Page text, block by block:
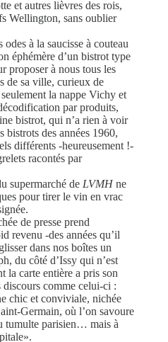
et autres lièvres des rois,
Wellington, sans oublier
à la saucisse à couteau
éphémère d’un bistrot type
proposer à nous tous les
de sa ville, curieux de
la nappe Vichy et
par produits,
bistrot, qui n’a rien à voir
bistrots des années 1960,
différents -heureusement !-
racontés par
supermarché de LVMH ne
pour tirer le vin en vrac
de presse prend
revenu -des années qu’il
dans nos boîtes un
du côté d’Issy qui n’est
la carte entière a pris son
discours comme celui-ci :
chic et conviviale, nichée
Germain, où l’on savoure
tumulte parisien… mais à